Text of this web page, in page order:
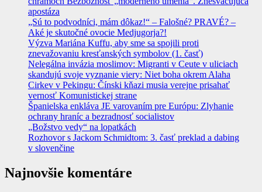
apostáza
„Sú to podvodníci, mám dôkaz!“ – Falošné? PRAVÉ? –
Aké je skutočné ovocie Medjugorja?!
Výzva Mariána Kuffu, aby sme sa spojili proti
znevažovaniu kresťanských symbolov (1. časť)
Nelegálna invázia moslimov: Migranti v Ceute v uliciach
skandujú svoje vyznanie viery: Niet boha okrem Alaha
Cirkev v Pekingu: Čínski kňazi musia verejne prisahať
vernosť Komunistickej strane
Španielska enkláva JE varovaním pre Európu: Zlyhanie
ochrany hraníc a bezradnosť socialistov
„Božstvo vedy“ na lopatkách
Rozhovor s Jackom Schmidtom: 3. časť preklad a dabing
v slovenčine
Najnovšie komentáre